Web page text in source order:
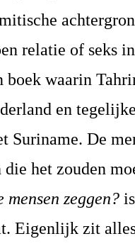
relatie of seks
boek waarin
en
Suriname. De
die het zouden
mensen zeggen?
Eigenlijk zit